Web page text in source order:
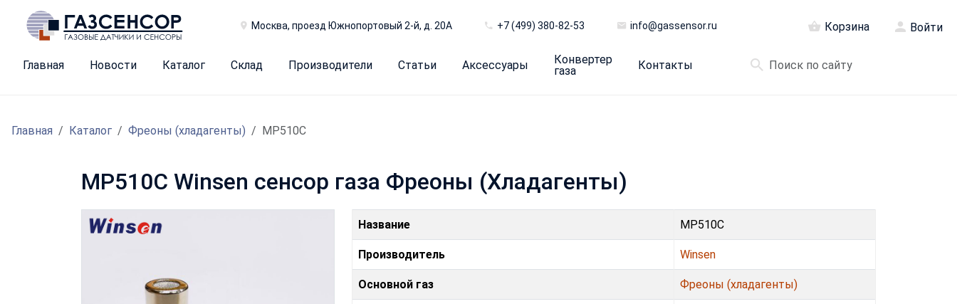
Москва, проезд Южнопортовый 2-й, д. 20А +7 (499) 380-82-53 info@gassensor.ru Корзина Войти
Главная Новости Каталог Склад Производители Статьи Аксессуары
Конвертер
газа
Контакты
Главная Каталог Фреoны (хладагенты) MP510C
MP510C Winsen сенсор газа Фреoны (Хладагенты)
Название MP510C
Производитель Winsen
Основной газ Фреoны (хладагенты)